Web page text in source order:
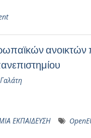
ανοικτών
ΕΚΠΑΙΔΕΥΣΗ